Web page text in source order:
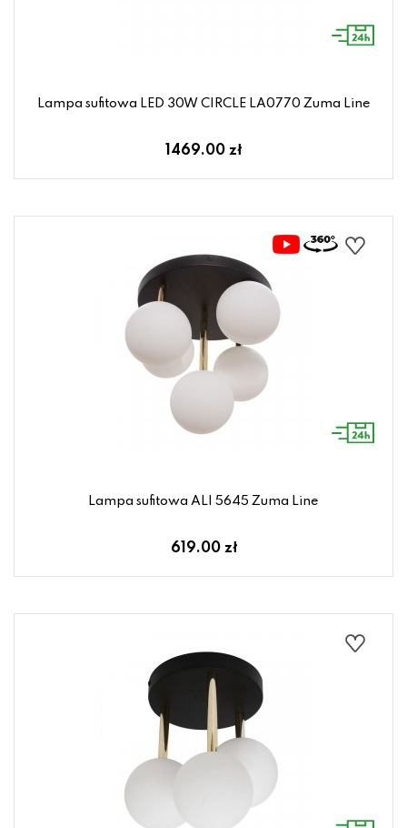
Lampa sufitowa LED 30W CIRCLE LA0770 Zuma Line
1469.00 zł
Lampa sufitowa ALI 5645 Zuma Line
619.00 zł